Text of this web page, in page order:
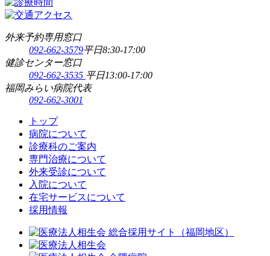
外来予約専用窓口
092-662-3579平日8:30-17:00
健診センター窓口
092-662-3535 平日13:00-17:00
福岡みらい病院代表
092-662-3001
トップ
病院について
診療科のご案内
専門治療について
外来受診について
入院について
在宅サービスについて
採用情報